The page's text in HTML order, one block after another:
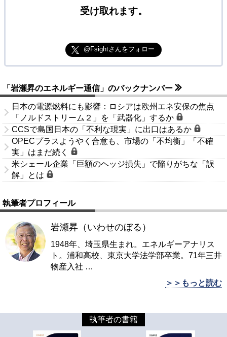
受け取れます。
@Fsightさんをフォロー
「岩瀬昇のエネルギー通信」のバックナンバー
日本の電源燃料にも影響：ロシアは欧州エネ安保の焦点
「ノルドストリーム２」を「武器化」するか
CCSで島国日本の「不利な現実」に出口はあるか
OPECプラスようやく合意も、市場の「不均衡」「不確
実」はまだ続く
米シェール企業「巨額のヘッジ損失」で陥りがちな「誤
解」とは
執筆者プロフィール
岩瀬昇（いわせのぼる）
1948年、埼玉県生まれ。エネルギーアナリス
ト。浦和高校、東京大学法学部卒業。71年三井
物産入社 …
＞＞もっと読む
執筆者の書籍